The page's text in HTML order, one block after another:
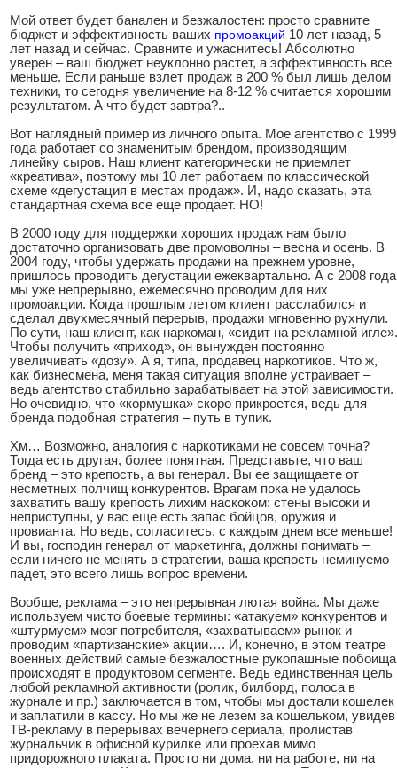
Мой ответ будет банален и безжалостен: просто сравните
бюджет и эффективность ваших промоакций 10 лет назад, 5
лет назад и сейчас. Сравните и ужаснитесь! Абсолютно
уверен – ваш бюджет неуклонно растет, а эффективность все
меньше. Если раньше взлет продаж в 200 % был лишь делом
техники, то сегодня увеличение на 8-12 % считается хорошим
результатом. А что будет завтра?..
Вот наглядный пример из личного опыта. Мое агентство с 1999
года работает со знаменитым брендом, производящим
линейку сыров. Наш клиент категорически не приемлет
«креатива», поэтому мы 10 лет работаем по классической
схеме «дегустация в местах продаж». И, надо сказать, эта
стандартная схема все еще продает. НО!
В 2000 году для поддержки хороших продаж нам было
достаточно организовать две промоволны – весна и осень. В
2004 году, чтобы удержать продажи на прежнем уровне,
пришлось проводить дегустации ежеквартально. А с 2008 года
мы уже непрерывно, ежемесячно проводим для них
промоакции. Когда прошлым летом клиент расслабился и
сделал двухмесячный перерыв, продажи мгновенно рухнули.
По сути, наш клиент, как наркоман, «сидит на рекламной игле».
Чтобы получить «приход», он вынужден постоянно
увеличивать «дозу». А я, типа, продавец наркотиков. Что ж,
как бизнесмена, меня такая ситуация вполне устраивает –
ведь агентство стабильно зарабатывает на этой зависимости.
Но очевидно, что «кормушка» скоро прикроется, ведь для
бренда подобная стратегия – путь в тупик.
Хм… Возможно, аналогия с наркотиками не совсем точна?
Тогда есть другая, более понятная. Представьте, что ваш
бренд – это крепость, а вы генерал. Вы ее защищаете от
несметных полчищ конкурентов. Врагам пока не удалось
захватить вашу крепость лихим наскоком: стены высоки и
неприступны, у вас еще есть запас бойцов, оружия и
провианта. Но ведь, согласитесь, с каждым днем все меньше!
И вы, господин генерал от маркетинга, должны понимать –
если ничего не менять в стратегии, ваша крепость неминуемо
падет, это всего лишь вопрос времени.
Вообще, реклама – это непрерывная лютая война. Мы даже
используем чисто боевые термины: «атакуем» конкурентов и
«штурмуем» мозг потребителя, «захватываем» рынок и
проводим «партизанские» акции…. И, конечно, в этом театре
военных действий самые безжалостные рукопашные побоища
происходят в продуктовом сегменте. Ведь единственная цель
любой рекламной активности (ролик, билборд, полоса в
журнале и пр.) заключается в том, чтобы мы достали кошелек
и заплатили в кассу. Но мы же не лезем за кошельком, увидев
ТВ-рекламу в перерывах вечернего сериала, пролистав
журнальчик в офисной курилке или проехав мимо
придорожного плаката. Просто ни дома, ни на работе, ни на